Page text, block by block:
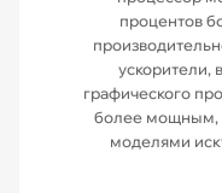
процентов
ускорители,
графического
более мощным,
моделями